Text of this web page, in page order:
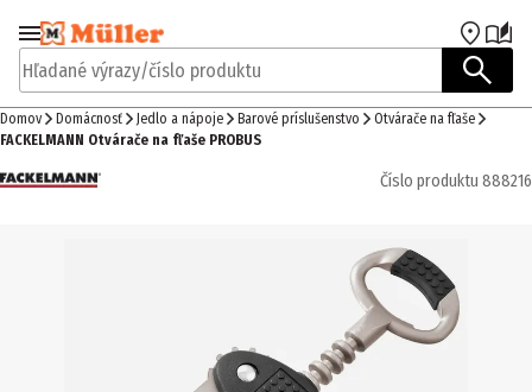
Prejsť na navigáciu
Prejsť na hlavný obsah
Hľadané výrazy/číslo produktu
Domov Domácnosť Jedlo a nápoje Barové príslušenstvo
Otvárače na fľaše
FACKELMANN Otvárače na fľaše PROBUS
Číslo produktu 888216